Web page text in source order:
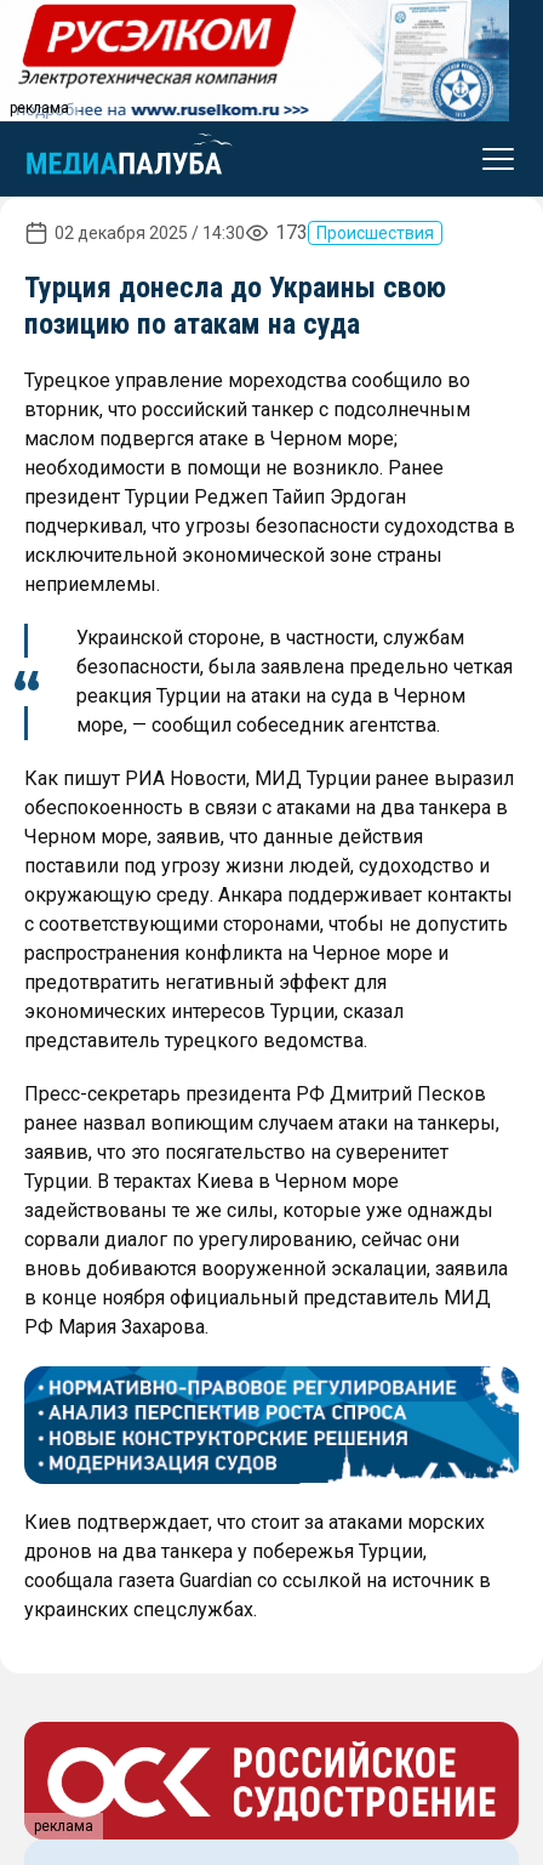
реклама
02 декабря 2025 / 14:30 173 Происшествия
Турция донесла до Украины свою
позицию по атакам на суда
Турецкое управление мореходства сообщило во
вторник, что российский танкер с подсолнечным
маслом подвергся атаке в Черном море;
необходимости в помощи не возникло. Ранее
президент Турции Реджеп Тайип Эрдоган
подчеркивал, что угрозы безопасности судоходства в
исключительной экономической зоне страны
неприемлемы.
Украинской стороне, в частности, службам
безопасности, была заявлена предельно четкая
реакция Турции на атаки на суда в Черном
море, — сообщил собеседник агентства.
Как пишут РИА Новости, МИД Турции ранее выразил
обеспокоенность в связи с атаками на два танкера в
Черном море, заявив, что данные действия
поставили под угрозу жизни людей, судоходство и
окружающую среду. Анкара поддерживает контакты
с соответствующими сторонами, чтобы не допустить
распространения конфликта на Черное море и
предотвратить негативный эффект для
экономических интересов Турции, сказал
представитель турецкого ведомства.
Пресс-секретарь президента РФ Дмитрий Песков
ранее назвал вопиющим случаем атаки на танкеры,
заявив, что это посягательство на суверенитет
Турции. В терактах Киева в Черном море
задействованы те же силы, которые уже однажды
сорвали диалог по урегулированию, сейчас они
вновь добиваются вооруженной эскалации, заявила
в конце ноября официальный представитель МИД
РФ Мария Захарова.
Киев подтверждает, что стоит за атаками морских
дронов на два танкера у побережья Турции,
сообщала газета Guardian со ссылкой на источник в
украинских спецслужбах.
реклама